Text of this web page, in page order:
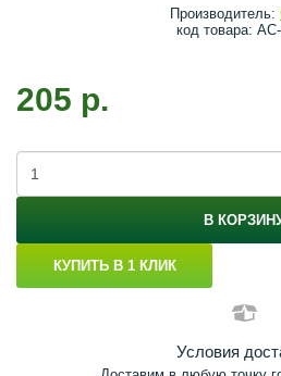
Производитель:
код товара:
205 р.
В
КУПИТЬ В 1 КЛИК
Условия